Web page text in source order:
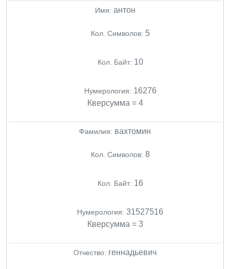
Имя: антон
Кол. Символов: 5
Кол. Байт: 10
Нумерология: 16276
Кверсумма = 4
Фамилия: вахтомин
Кол. Символов: 8
Кол. Байт: 16
Нумерология: 31527516
Кверсумма = 3
Отчество: геннадьевич